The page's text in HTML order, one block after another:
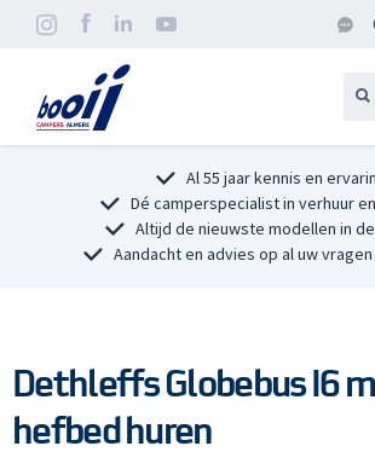
Al 55 jaar kennis en
Dé camperspecialist in verhuur
Altijd de nieuwste modellen in
Aandacht en advies op al uw
Dethleffs Globebus I6
hefbed huren